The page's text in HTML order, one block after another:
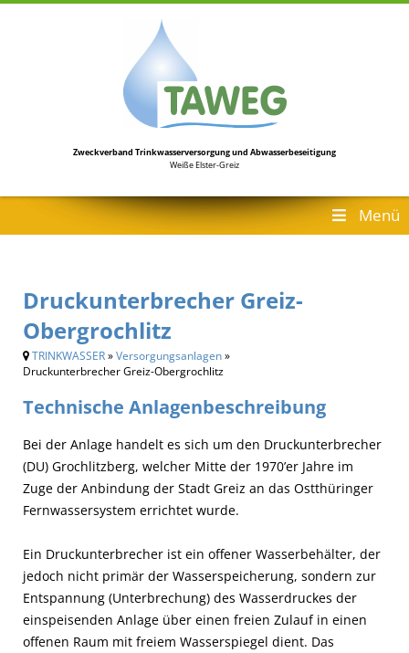
Zweckverband Trinkwasserversorgungund Abwasserbeseitigung
Weiße Elster-Greiz
Menü
Druckunterbrecher Greiz-
Obergrochlitz
TRINKWASSER»Versorgungsanlagen»
Druckunterbrecher Greiz-Obergrochlitz
Technische Anlagenbeschreibung
Bei der Anlage handelt es sich um den Druckunterbrecher
(DU) Grochlitzberg, welcher Mitte der 1970’er Jahre im
Zuge der Anbindung der Stadt Greiz an das Ostthüringer
Fernwassersystem errichtet wurde.
Ein Druckunterbrecher ist ein offener Wasserbehälter, der
jedoch nicht primär der Wasserspeicherung, sondern zur
Entspannung (Unterbrechung) des Wasserdruckes der
einspeisenden Anlage über einen freien Zulauf in einen
offenen Raum mit freiem Wasserspiegel dient. Das